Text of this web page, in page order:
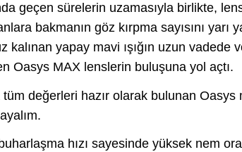
geçen sürelerin uzamasıyla birlikte,
bakmanın göz kırpma sayısını yarı
kalınan yapay mavi ışığın uzun vadede
Oasys MAX lenslerin buluşuna yol açtı.
değerleri hazır olarak bulunan Oasys
hızı sayesinde yüksek nem